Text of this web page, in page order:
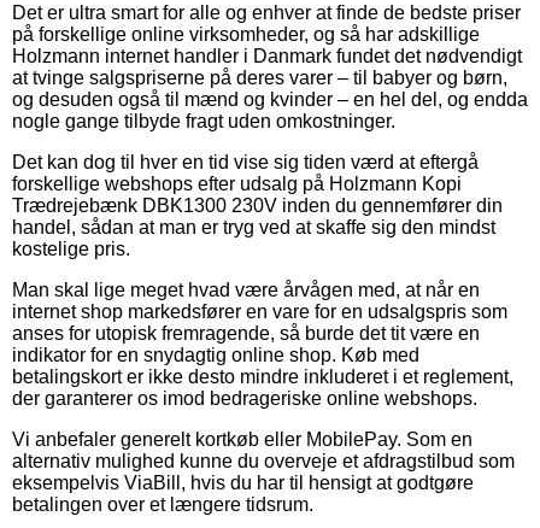
Det er ultra smart for alle og enhver at finde de bedste priser
på forskellige online virksomheder, og så har adskillige
Holzmann internet handler i Danmark fundet det nødvendigt
at tvinge salgspriserne på deres varer – til babyer og børn,
og desuden også til mænd og kvinder – en hel del, og endda
nogle gange tilbyde fragt uden omkostninger.
Det kan dog til hver en tid vise sig tiden værd at eftergå
forskellige webshops efter udsalg på Holzmann Kopi
Trædrejebænk DBK1300 230V inden du gennemfører din
handel, sådan at man er tryg ved at skaffe sig den mindst
kostelige pris.
Man skal lige meget hvad være årvågen med, at når en
internet shop markedsfører en vare for en udsalgspris som
anses for utopisk fremragende, så burde det tit være en
indikator for en snydagtig online shop. Køb med
betalingskort er ikke desto mindre inkluderet i et reglement,
der garanterer os imod bedrageriske online webshops.
Vi anbefaler generelt kortkøb eller MobilePay. Som en
alternativ mulighed kunne du overveje et afdragstilbud som
eksempelvis ViaBill, hvis du har til hensigt at godtgøre
betalingen over et længere tidsrum.